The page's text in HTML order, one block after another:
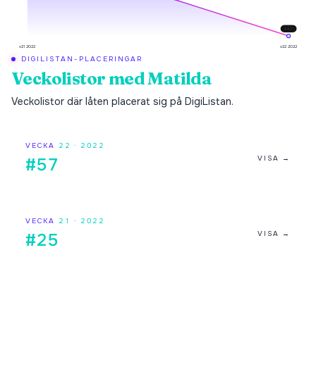
# 57
v21 2022 v22 2022
DIGILISTAN-PLACERINGAR
Veckolistor medMatilda
Veckolistor där låten placerat sig på DigiListan.
VECKA 22 · 2022
#57 VISA →
VECKA 21 · 2022
#25 VISA →